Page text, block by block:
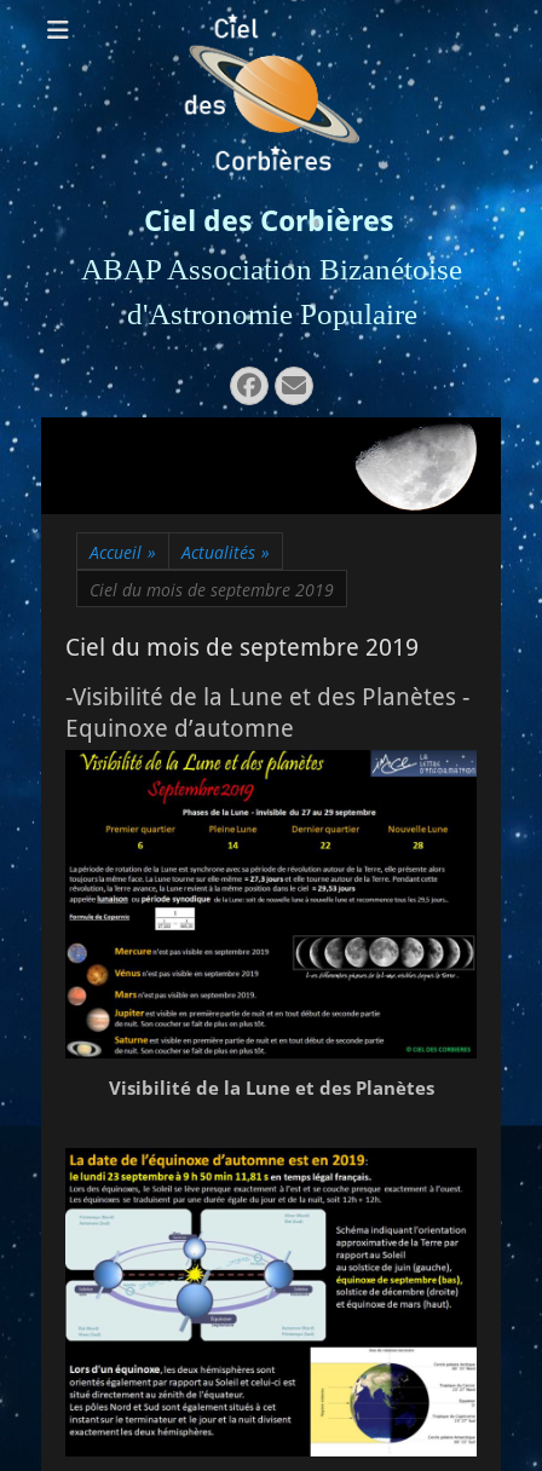
Ciel des Corbières
ABAP Association Bizanétoise
d'Astronomie Populaire
Rechercher :
Facebook
E-
mail
Accueil » Actualités »
Ciel du mois de septembre 2019
Ciel du mois de septembre 2019
-Visibilité de la Lune et des Planètes -
Equinoxe d’automne
Visibilité de la Lune et des Planètes